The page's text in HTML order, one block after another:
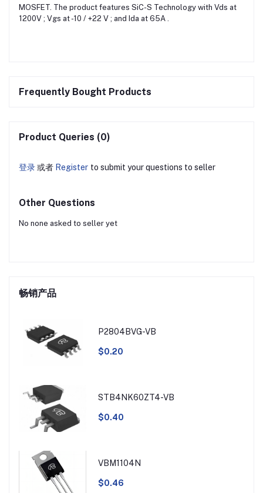
MOSFET. The product features SiC-S Technology with Vds at
1200V ; Vgs at -10 / +22 V ; and Ida at 65A .
Frequently Bought Products
Product Queries (0)
登录或者 Register to submit your questions to seller
Other Questions
No none asked to seller yet
畅销产品
P2804BVG-VB
$0.20
STB4NK60ZT4-VB
$0.40
VBM1104N
$0.46